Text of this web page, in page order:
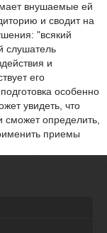
внушаемые ей
и сводит на
"всякий
слушатель
и
его
особенно
увидеть, что
сможет определить,
приемы